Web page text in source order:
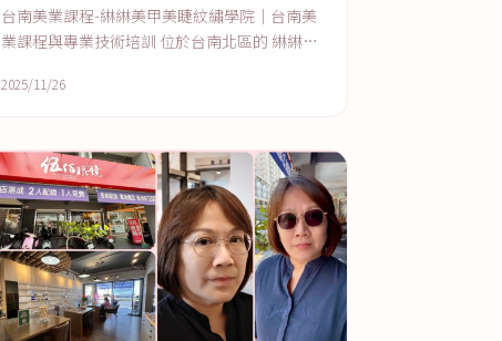
台南美業課程-綝綝美甲美睫紋繡學院｜台南美
業課程與專業技術培訓 位於台南北區的 綝綝美
元且實用的美業課程，從基礎入門到進
2025/11/26